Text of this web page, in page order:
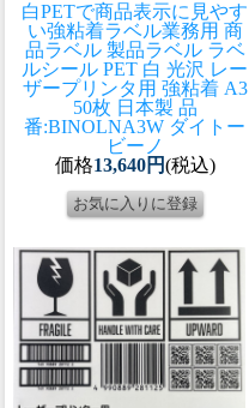
白PETで商品表示に見やす
い強粘着ラベル業務用 商
品ラベル 製品ラベル ラベ
ルシール PET 白 光沢 レー
ザープリンタ用 強粘着 A3
50枚 日本製 品
番:BINOLNA3W ダイトー
ビーノ
価格13,640円(税込)